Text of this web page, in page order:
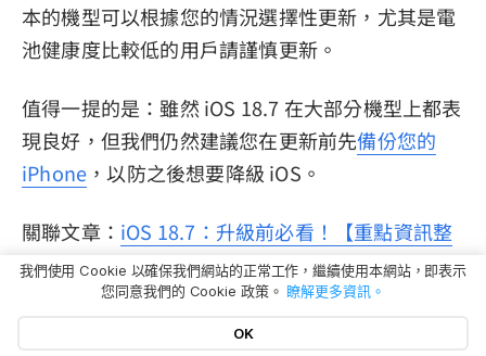
本的機型可以根據您的情況選擇性更新，尤其是電
池健康度比較低的用戶請謹慎更新。
值得一提的是：雖然 iOS 18.7 在大部分機型上都表
現良好，但我們仍然建議您在更新前先備份您的
iPhone ，以防之後想要降級 iOS。
關聯文章： iOS 18.7：升級前必看！【重點資訊整
理】
我們使用 Cookie 以確保我們網站的正常工作，繼續使用本網站，即表示
您同意我們的 Cookie 政策。 瞭解更多資訊。
OK